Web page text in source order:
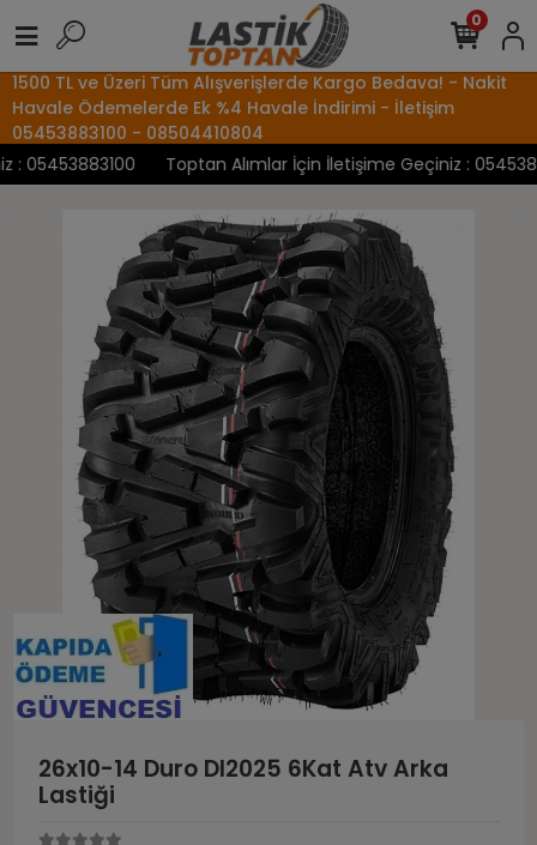
1500 TL ve Üzeri Tüm Alışverişlerde Kargo Bedava! - Nakit
Havale Ödemelerde Ek %4 Havale İndirimi - İletişim
05453883100 - 08504410804
Toptan Alımlar İçin İletişime Geçiniz :
0
26x10-14 Duro DI2025 6Kat Atv Arka
Lastiği